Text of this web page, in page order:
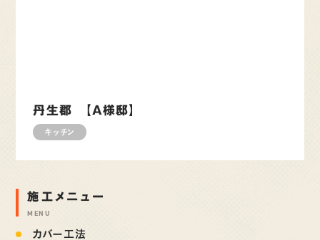
丹生郡 【A様邸】
キッチン
施工メニュー
MENU
カバー工法